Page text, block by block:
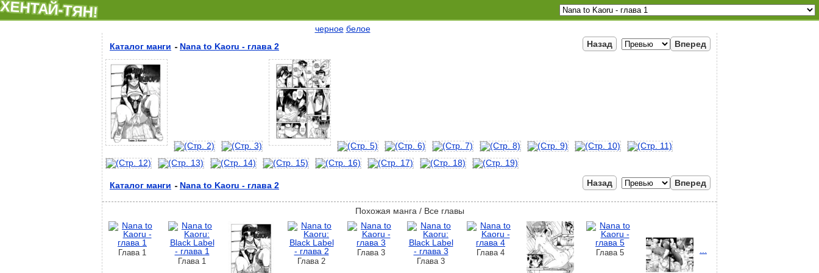
ХЕНТАЙ-ТЯН!
черное белое
Каталог манги
Nana to Kaoru - глава 2 Вперед
Назад
Каталог манги Nana to Kaoru - глава 2 Вперед
Назад
Похожая манга / Все главы
Глава 1
Глава 1
Глава 2
Глава 3
Глава 3
Глава 4 Глава 5